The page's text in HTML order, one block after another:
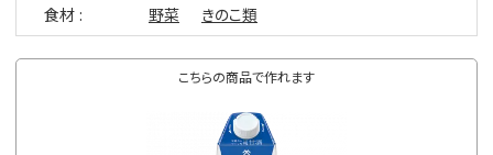
食材
野菜 きのこ類
こちらの商品で作れます